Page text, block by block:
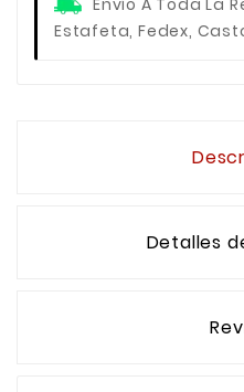
Envío A Toda La
Estafeta, Fedex,
Detalles